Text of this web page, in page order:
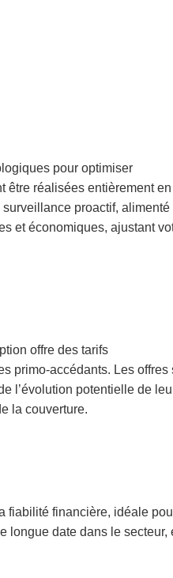
pour optimiser
être réalisées entièrement en
proactif, alimenté
et économiques, ajustant
offre des tarifs
primo-accédants. Les offres
l’évolution potentielle de
la couverture.
fiabilité financière, idéale
longue date dans le secteur,